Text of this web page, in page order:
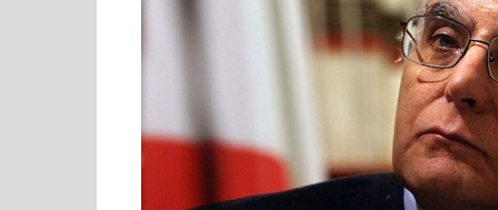
Cultura ed
Difesa
Eventi
Finanze e tesoro
Giustizia
Lavori pubblici e